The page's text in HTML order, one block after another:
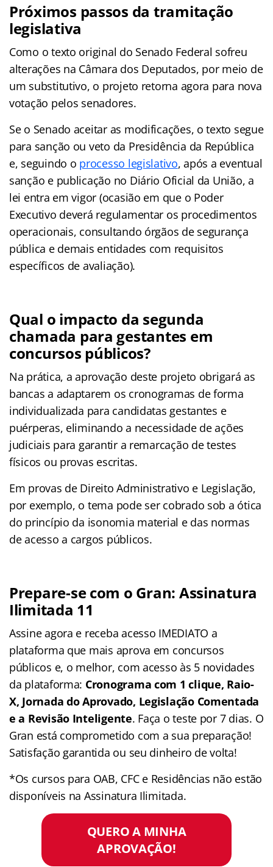
Próximos passos da tramitação
legislativa
Como o texto original do Senado Federal sofreu
alterações na Câmara dos Deputados, por meio de
um substitutivo, o projeto retorna agora para nova
votação pelos senadores.
Se o Senado aceitar as modificações, o texto segue
para sanção ou veto da Presidência da República
e, seguindo o processo legislativo, após a eventual
sanção e publicação no Diário Oficial da União, a
lei entra em vigor (ocasião em que o Poder
Executivo deverá regulamentar os procedimentos
operacionais, consultando órgãos de segurança
pública e demais entidades com requisitos
específicos de avaliação).
Qual o impacto da segunda
chamada para gestantes em
concursos públicos?
Na prática, a aprovação deste projeto obrigará as
bancas a adaptarem os cronogramas de forma
individualizada para candidatas gestantes e
puérperas, eliminando a necessidade de ações
judiciais para garantir a remarcação de testes
físicos ou provas escritas.
Em provas de Direito Administrativo e Legislação,
por exemplo, o tema pode ser cobrado sob a ótica
do princípio da isonomia material e das normas
de acesso a cargos públicos.
Prepare-se com o Gran: Assinatura
Ilimitada 11
Assine agora e receba acesso IMEDIATO a
plataforma que mais aprova em concursos
públicos e, o melhor, com acesso às 5 novidades
da plataforma: Cronograma com 1 clique, Raio-
X, Jornada do Aprovado, Legislação Comentada
e a Revisão Inteligente. Faça o teste por 7 dias. O
Gran está comprometido com a sua preparação!
Satisfação garantida ou seu dinheiro de volta!
*Os cursos para OAB, CFC e Residências não estão
disponíveis na Assinatura Ilimitada.
QUERO A MINHA
APROVAÇÃO!